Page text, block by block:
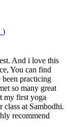
And i love this
You can find
been practicing
so many great
my first yoga
class at Sambodhi.
recommend